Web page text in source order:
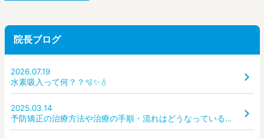
院長ブログ
2026.07.19
水素吸入って何？？🫧✨💧
2025.03.14
予防矯正の治療方法や治療の手順・流れはどうなっているのか？ どんな装置を使うのか？